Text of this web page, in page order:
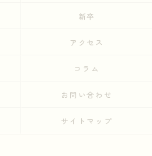
新卒
アクセス
コラム
お問い合わせ
サイトマップ